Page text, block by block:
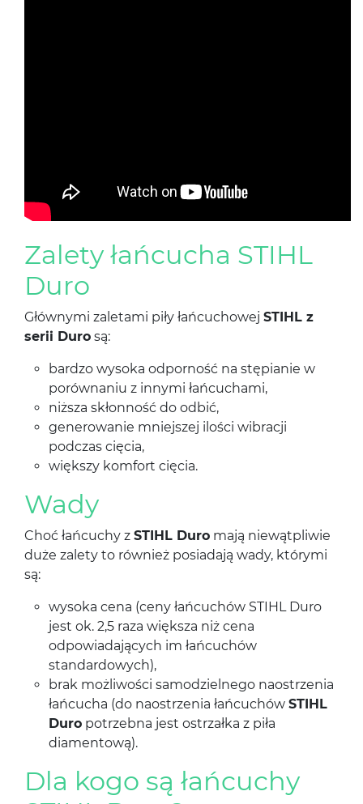
Zalety łańcucha STIHL
Duro
Głównymi zaletami piły łańcuchowej STIHL z
serii Duro są:
bardzo wysoka odporność na stępianie w
porównaniu z innymi łańcuchami,
niższa skłonność do odbić,
generowanie mniejszej ilości wibracji
podczas cięcia,
większy komfort cięcia.
Wady
Choć łańcuchy z STIHL Duro mają niewątpliwie
duże zalety to również posiadają wady, którymi
są:
wysoka cena (ceny łańcuchów STIHL Duro
jest ok. 2,5 raza większa niż cena
odpowiadających im łańcuchów
standardowych),
brak możliwości samodzielnego naostrzenia
łańcucha (do naostrzenia łańcuchów STIHL
Duro potrzebna jest ostrzałka z piła
diamentową).
Dla kogo są łańcuchy